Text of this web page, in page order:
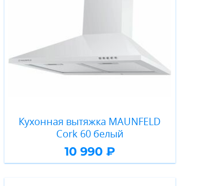
Кухонная вытяжка MAUNFELD
Cork 60 белый
10 990 ₽